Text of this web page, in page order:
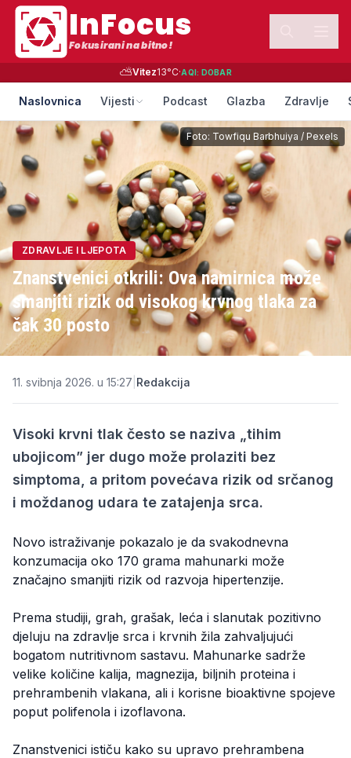
InFocus
Fokusirani na bitno!
⛅Vitez13°C·AQI: DOBAR
Naslovnica Vijesti Podcast Glazba Zdravlje
ZDRAVLJE I LJEPOTA
Znanstvenici otkrili: Ova namirnica može
smanjiti rizik od visokog krvnog tlaka za
čak 30 posto
Foto: Towfiqu Barbhuiya / Pexels
11. svibnja 2026. u 15:27 Redakcija
Visoki krvni tlak često se naziva „tihim
ubojicom” jer dugo može prolaziti bez
simptoma, a pritom povećava rizik od srčanog
i moždanog udara te zatajenja srca.
Novo istraživanje pokazalo je da svakodnevna
konzumacija oko 170 grama mahunarki može
značajno smanjiti rizik od razvoja hipertenzije.
Prema studiji, grah, grašak, leća i slanutak pozitivno
djeluju na zdravlje srca i krvnih žila zahvaljujući
bogatom nutritivnom sastavu. Mahunarke sadrže
velike količine kalija, magnezija, biljnih proteina i
prehrambenih vlakana, ali i korisne bioaktivne spojeve
poput polifenola i izoflavona.
Znanstvenici ističu kako su upravo prehrambena